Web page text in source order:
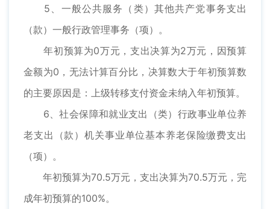
5、一般公共服务（类）其他共产党事务支出
（款）一般行政管理事务（项）。
年初预算为0万元，支出决算为2万元，因预算
金额为0，无法计算百分比，决算数大于年初预算数
的主要原因是：上级转移支付资金未纳入年初预算。
6、社会保障和就业支出（类）行政事业单位养
老支出（款）机关事业单位基本养老保险缴费支出
（项）。
年初预算为70.5万元，支出决算为70.5万元，完
成年初预算的100%。